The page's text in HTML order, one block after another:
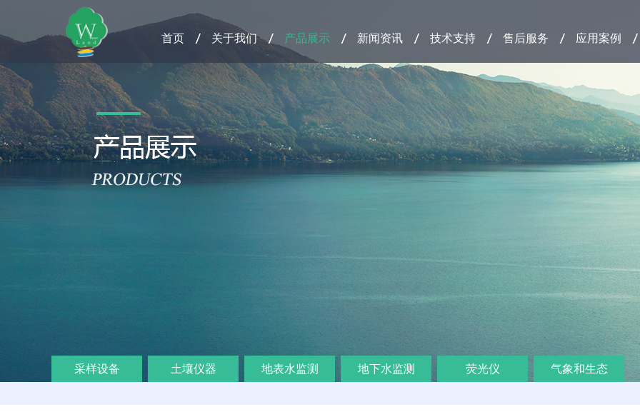
首页 关于我们 产品展示 新闻资讯 技术支持 售后服务 应用案例
采样设备 土壤仪器 地表水监测 地下水监测 荧光仪 气象和生态